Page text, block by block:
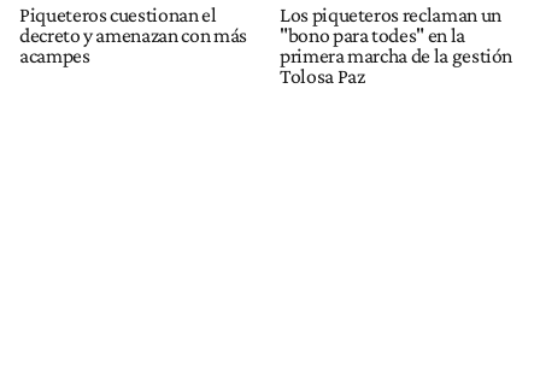
Piqueteros cuestionan el
decreto y amenazan con más
acampes
Los piqueteros reclaman un
"bono para todes" en la
primera marcha de la gestión
Tolosa Paz